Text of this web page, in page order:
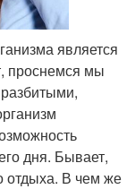
является
проснемся мы
дня. Бывает,
отдыха. В чем же